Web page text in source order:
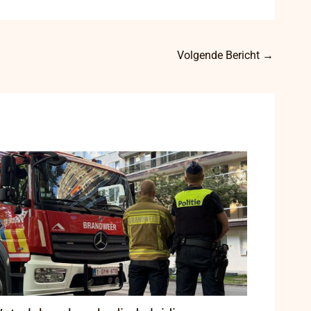
Volgende Bericht →